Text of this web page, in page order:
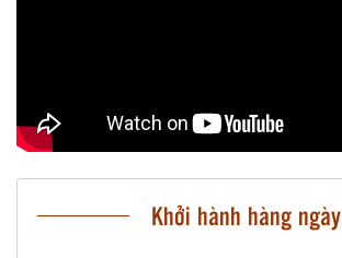
Khởi hành hàng ngày